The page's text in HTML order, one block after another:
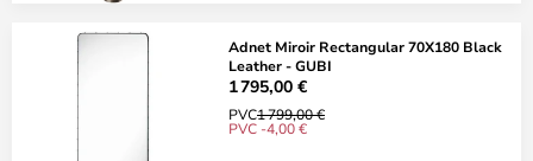
Adnet Miroir Rectangular 70X180 Black
Leather - GUBI
1 795,00 €
PVC1 799,00 €
PVC -4,00 €